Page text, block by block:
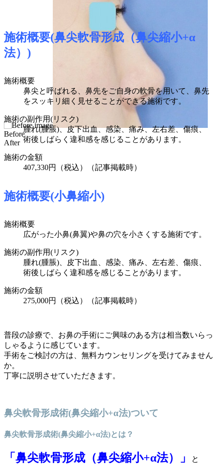
Before
After
施術概要(鼻尖軟骨形成（鼻尖縮小+α
法）)
施術概要
鼻尖と呼ばれる、鼻先をご自身の軟骨を用いて、鼻先
をスッキリ細く見せることができる施術です。
施術の副作用(リスク)
腫れ(腫脹)、皮下出血、感染、痛み、左右差、傷痕、
術後しばらく違和感を感じることがあります。
施術の金額
407,330円
（税込） （記事掲載時）
施術概要(小鼻縮小)
施術概要
広がった小鼻(鼻翼)や鼻の穴を小さくする施術です。
施術の副作用(リスク)
腫れ(腫脹)、皮下出血、感染、痛み、左右差、傷痕、
術後しばらく違和感を感じることがあります。
施術の金額
275,000円（税込）
（記事掲載時）
普段の診療で、お鼻の手術にご興味のある方は相当数いらっ
しゃるように感じています。
手術をご検討の方は、無料カウンセリングを受けてみません
か。
丁寧に説明させていただきます。
鼻尖軟骨形成術(鼻尖縮小+α法)ついて
鼻尖軟骨形成術(鼻尖縮小+α法)とは？
「鼻尖軟骨形成（鼻尖縮小+α法）」
と